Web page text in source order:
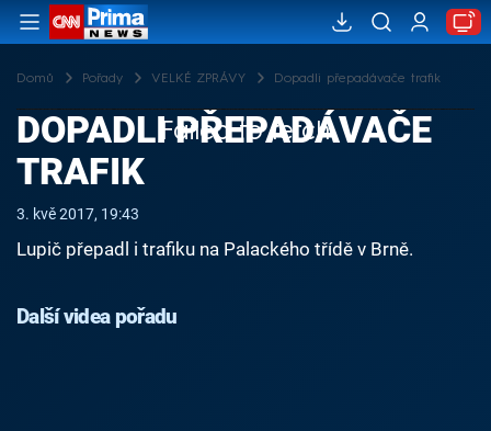
Domů Pořady VELKÉ ZPRÁVY Dopadli přepadávače trafik
Failed to fetch
DOPADLI PŘEPADÁVAČE
TRAFIK
3. kvě 2017, 19:43
Lupič přepadl i trafiku na Palackého třídě v Brně.
Další videa pořadu